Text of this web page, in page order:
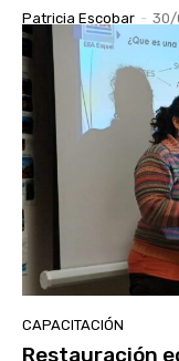
Patricia Escobar - 30/
CAPACITACIÓN
Restauración